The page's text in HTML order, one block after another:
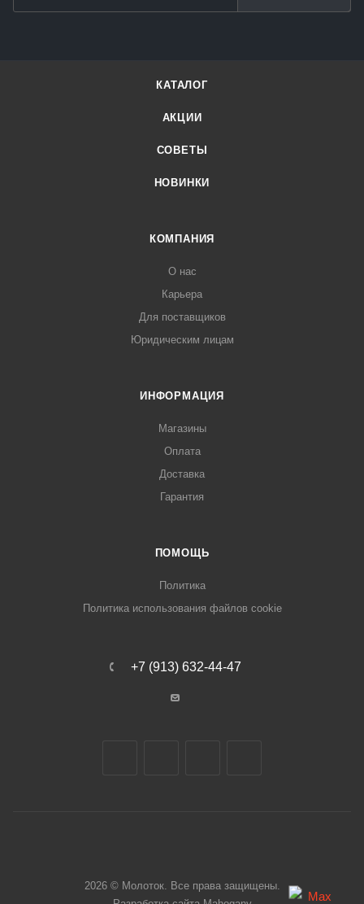
КАТАЛОГ
АКЦИИ
СОВЕТЫ
НОВИНКИ
КОМПАНИЯ
О нас
Карьера
Для поставщиков
Юридическим лицам
ИНФОРМАЦИЯ
Магазины
Оплата
Доставка
Гарантия
ПОМОЩЬ
Политика
Политика использования файлов cookie
+7 (913) 632-44-47
2026 © Молоток. Все права защищены.